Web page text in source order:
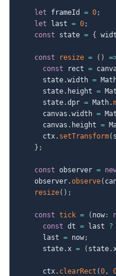
let frameId = 0;
let last = 0;
const state = {
const resize = ( )
const rect =
      state
.width =
      state
. height =
      state
.dpr = Math.
      canvas
.width =
      canvas
. height =
      ctx
. setTransform(
} ;
const observer =
    observer
.observe(
resize( ) ;
const tick = ( now :
const dt = last ?
      last
= now;
      state
.x = ( state.
      ctx
. clearRect (0,